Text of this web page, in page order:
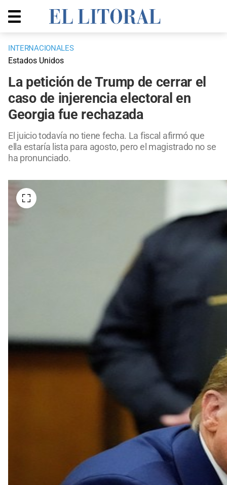
INTERNACIONALES
Estados Unidos
La petición de Trump de cerrar el
caso de injerencia electoral en
Georgia fue rechazada
El juicio todavía no tiene fecha. La fiscal afirmó que
ella estaría lista para agosto, pero el magistrado no se
ha pronunciado.